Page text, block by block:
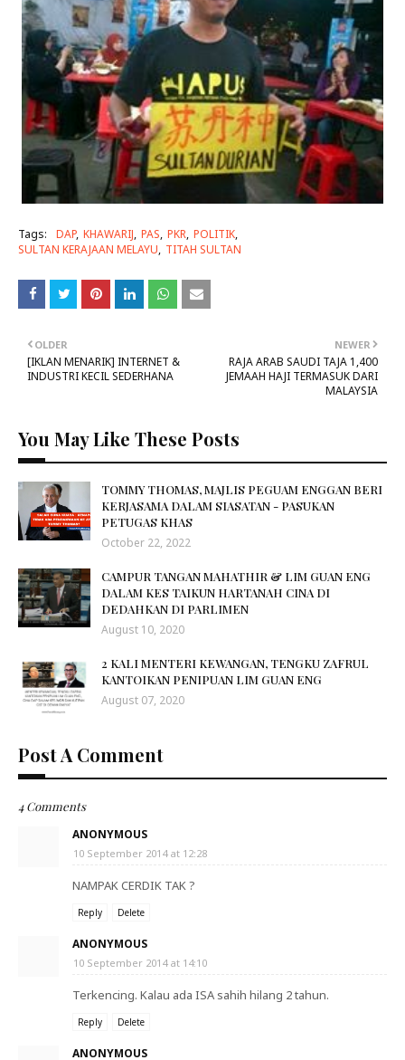
Tags: DAP KHAWARIJ PAS PKR POLITIK
SULTAN KERAJAAN MELAYU TITAH SULTAN
NEWER
RAJA ARAB SAUDI TAJA 1,400
JEMAAH HAJI TERMASUK DARI
MALAYSIA
OLDER
[IKLAN MENARIK] INTERNET &
INDUSTRI KECIL SEDERHANA
You May Like These Posts
TOMMY THOMAS, MAJLIS PEGUAM ENGGAN BERI
KERJASAMA DALAM SIASATAN - PASUKAN
PETUGAS KHAS
October 22, 2022
CAMPUR TANGAN MAHATHIR & LIM GUAN ENG
DALAM KES TAIKUN HARTANAH CINA DI
DEDAHKAN DI PARLIMEN
August 10, 2020
2 KALI MENTERI KEWANGAN, TENGKU ZAFRUL
KANTOIKAN PENIPUAN LIM GUAN ENG
August 07, 2020
Post A Comment
4 Comments
ANONYMOUS
10 September 2014 at 12:28
NAMPAK CERDIK TAK ?
Reply Delete
ANONYMOUS
10 September 2014 at 14:10
Terkencing. Kalau ada ISA sahih hilang 2 tahun.
Reply Delete
ANONYMOUS